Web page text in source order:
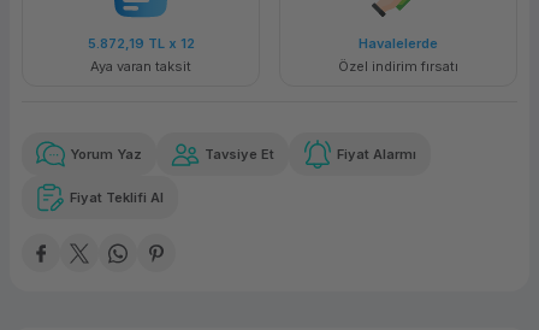
5.872,19 TLx 12
Aya varan taksit
Havalelerde
Özel indirim fırsatı
Yorum Yaz Tavsiye Et Fiyat Alarmı
Fiyat Teklifi Al